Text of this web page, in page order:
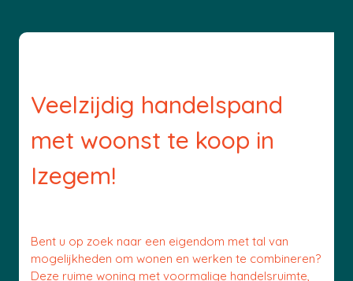
Veelzijdig handelspand
met woonst te koop in
Izegem!
Bent u op zoek naar een eigendom met tal van
mogelijkheden om wonen en werken te combineren?
Deze ruime woning met voormalige handelsruimte,